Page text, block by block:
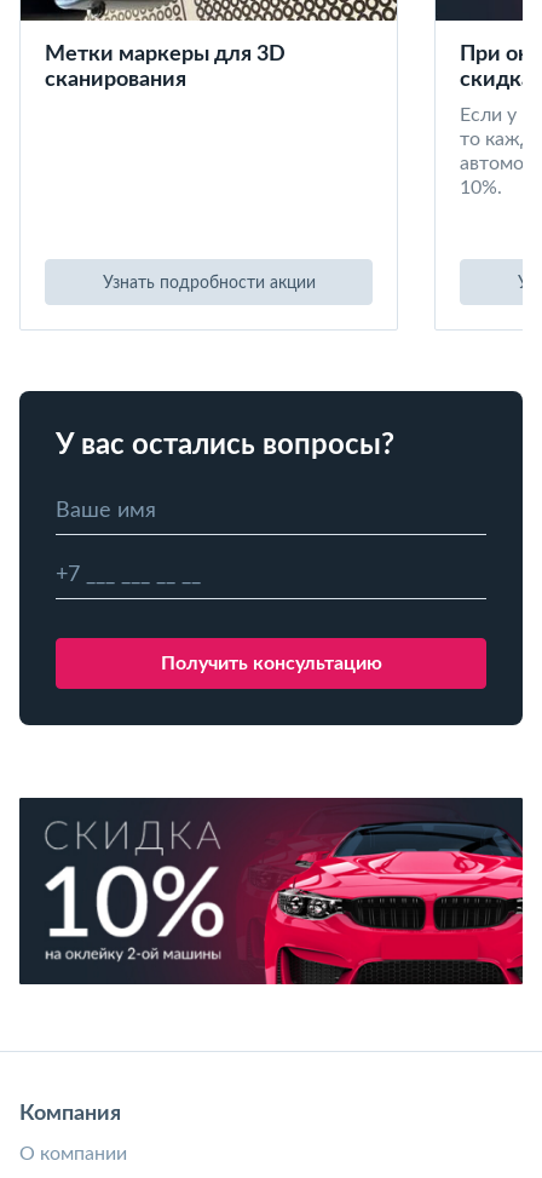
Метки маркеры для 3D
сканирования
Узнать подробности акции
При
скидка
Если у
то
10%.
У вас остались вопросы?
Компания
О компании